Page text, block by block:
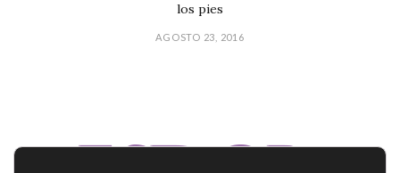
los pies
AGOSTO 23, 2016